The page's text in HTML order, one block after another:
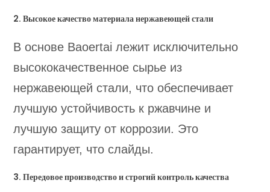
2. Высокое качество материала нержавеющей стали
В основе Baoertai лежит исключительно
высококачественное сырье из
нержавеющей стали, что обеспечивает
лучшую устойчивость к ржавчине и
лучшую защиту от коррозии. Это
гарантирует, что слайды.
3. Передовое производство и строгий контроль качества